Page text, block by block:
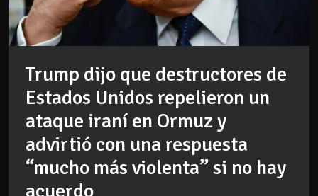
Trump dijo que destructores de
Estados Unidos repelieron un
ataque iraní en Ormuz y
advirtió con una respuesta
“mucho más violenta” si no hay